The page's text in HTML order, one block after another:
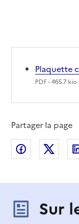
Plaquette
PDF- 465.7 kio
Partager la page
Partager
Sur